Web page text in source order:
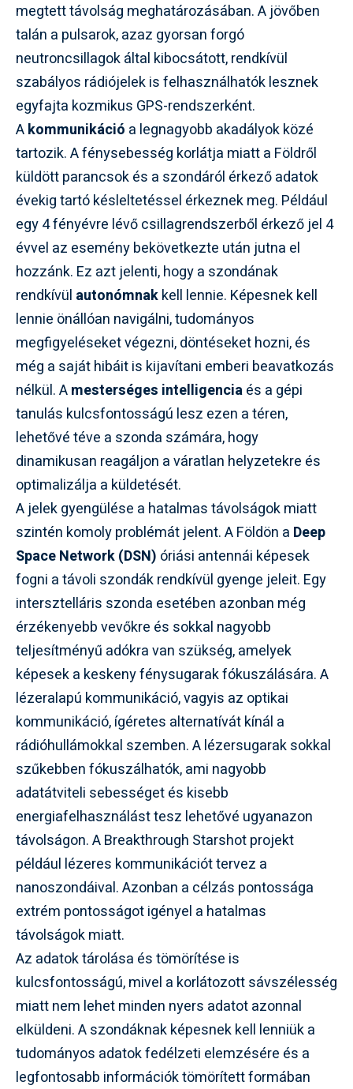
megtett távolság meghatározásában. A jövőben
talán a pulsarok, azaz gyorsan forgó
neutroncsillagok által kibocsátott, rendkívül
szabályos rádiójelek is felhasználhatók lesznek
egyfajta kozmikus GPS-rendszerként.
Akommunikáció a legnagyobb akadályok közé
tartozik. A fénysebesség korlátja miatt a Földről
küldött parancsok és a szondáról érkező adatok
évekig tartó késleltetéssel érkeznek meg. Például
egy 4 fényévre lévő csillagrendszerből érkező jel 4
évvel az esemény bekövetkezte után jutna el
hozzánk. Ez azt jelenti, hogy a szondának
rendkívül autonómnakkell lennie. Képesnek kell
lennie önállóan navigálni, tudományos
megfigyeléseket végezni, döntéseket hozni, és
még a saját hibáit is kijavítani emberi beavatkozás
nélkül. Amesterséges intelligenciaés a gépi
tanulás kulcsfontosságú lesz ezen a téren,
lehetővé téve a szonda számára, hogy
dinamikusan reagáljon a váratlan helyzetekre és
optimalizálja a küldetését.
A jelek gyengülése a hatalmas távolságok miatt
szintén komoly problémát jelent. A Földön a Deep
Space Network (DSN) óriási antennái képesek
fogni a távoli szondák rendkívül gyenge jeleit. Egy
intersztelláris szonda esetében azonban még
érzékenyebb vevőkre és sokkal nagyobb
teljesítményű adókra van szükség, amelyek
képesek a keskeny fénysugarak fókuszálására. A
lézeralapú kommunikáció, vagyis az optikai
kommunikáció, ígéretes alternatívát kínál a
rádióhullámokkal szemben. A lézersugarak sokkal
szűkebben fókuszálhatók, ami nagyobb
adatátviteli sebességet és kisebb
energiafelhasználást tesz lehetővé ugyanazon
távolságon. A Breakthrough Starshot projekt
például lézeres kommunikációt tervez a
nanoszondáival. Azonban a célzás pontossága
extrém pontosságot igényel a hatalmas
távolságok miatt.
Az adatok tárolása és tömörítése is
kulcsfontosságú, mivel a korlátozott sávszélesség
miatt nem lehet minden nyers adatot azonnal
elküldeni. A szondáknak képesnek kell lenniük a
tudományos adatok fedélzeti elemzésére és a
legfontosabb információk tömörített formában